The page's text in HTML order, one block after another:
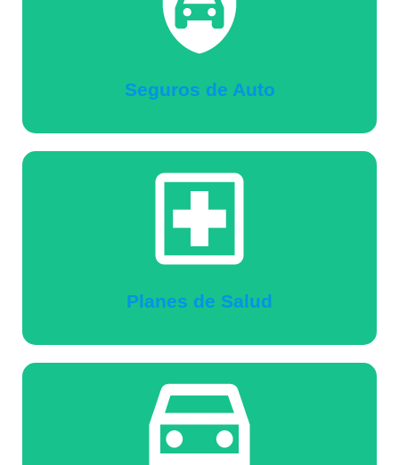
Seguros de Auto
Planes de Salud